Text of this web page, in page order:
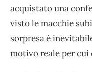
acquistato una
visto le macchie
sorpresa è
motivo reale per cui